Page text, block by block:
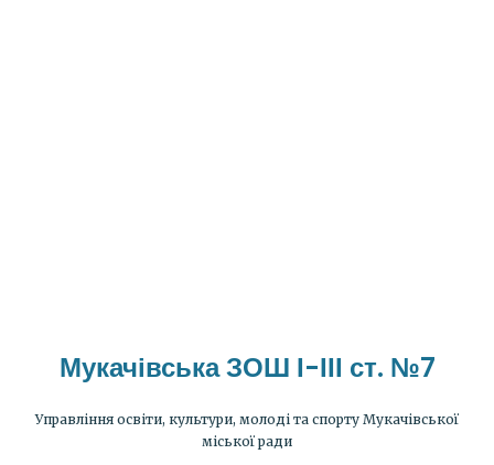
Мукачівська ЗОШ І-ІІІ ст. №7
Управління освіти, культури, молоді та спорту Мукачівської
міської ради